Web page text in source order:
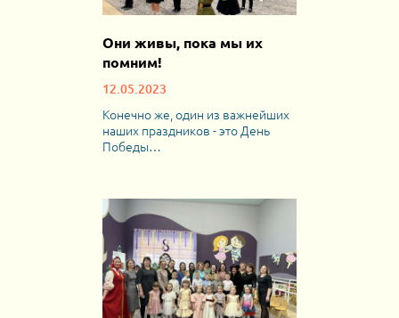
Они живы, пока мы их
помним!
12.05.2023
Конечно же, один из важнейших
наших праздников - это День
Победы…